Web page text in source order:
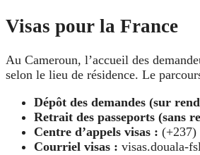
Visas pour la France
Au Cameroun, l’accueil des
selon le lieu de résidence. Le
Dépôt des demandes (sur
Retrait des passeports (sans
Centre d’appels visas : (+237)
Courriel visas : visas.douala-